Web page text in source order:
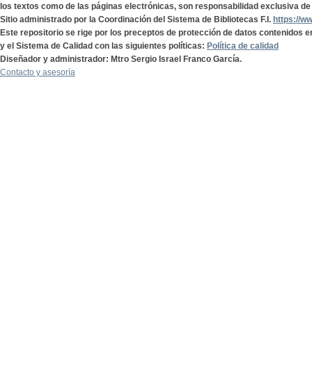
los textos como de las páginas electrónicas, son responsabilidad exclusiva
Sitio administrado por la Coordinación del Sistema de Bibliotecas F.I. https://
Este repositorio se rige por los preceptos de protección de datos contenidos
y el Sistema de Calidad con las siguientes políticas: Política de calidad
Diseñador y administrador: Mtro Sergio Israel Franco García.
Contacto y asesoría